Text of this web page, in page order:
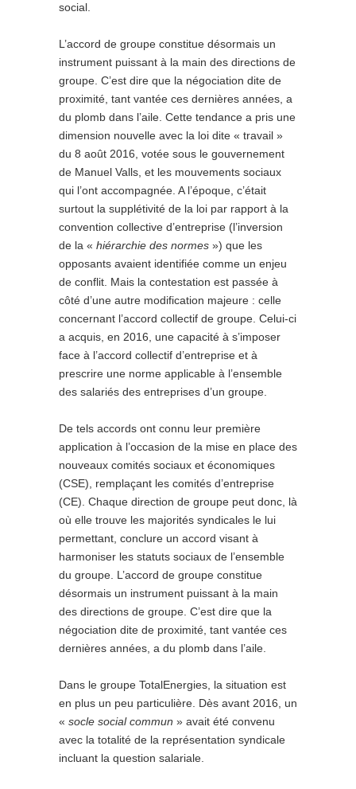
social.
L’accord de groupe constitue désormais un
instrument puissant à la main des directions de
groupe. C’est dire que la négociation dite de
proximité, tant vantée ces dernières années, a
du plomb dans l’aile. Cette tendance a pris une
dimension nouvelle avec la loi dite « travail »
du 8 août 2016, votée sous le gouvernement
de Manuel Valls, et les mouvements sociaux
qui l’ont accompagnée. A l’époque, c’était
surtout la supplétivité de la loi par rapport à la
convention collective d’entreprise (l’inversion
de la « hiérarchie des normes ») que les
opposants avaient identifiée comme un enjeu
de conflit. Mais la contestation est passée à
côté d’une autre modification majeure : celle
concernant l’accord collectif de groupe. Celui-ci
a acquis, en 2016, une capacité à s’imposer
face à l’accord collectif d’entreprise et à
prescrire une norme applicable à l’ensemble
des salariés des entreprises d’un groupe.
De tels accords ont connu leur première
application à l’occasion de la mise en place des
nouveaux comités sociaux et économiques
(CSE), remplaçant les comités d’entreprise
(CE). Chaque direction de groupe peut donc, là
où elle trouve les majorités syndicales le lui
permettant, conclure un accord visant à
harmoniser les statuts sociaux de l’ensemble
du groupe. L’accord de groupe constitue
désormais un instrument puissant à la main
des directions de groupe. C’est dire que la
négociation dite de proximité, tant vantée ces
dernières années, a du plomb dans l’aile.
Dans le groupe TotalEnergies, la situation est
en plus un peu particulière. Dès avant 2016, un
« socle social commun » avait été convenu
avec la totalité de la représentation syndicale
incluant la question salariale.